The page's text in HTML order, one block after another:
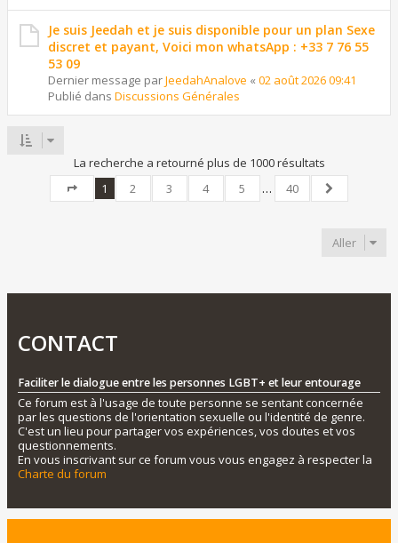
Je suis Jeedah et je suis disponible pour un plan Sexe
discret et payant, Voici mon whatsApp : +33 7 76 55
53 09
Dernier message parJeedahAnalove « 02 août 2026 09:41
Publié dans Discussions Générales
La recherche a retourné plus de 1000 résultats
Page sur40
1 2 3 4 5 …
40
Suivant
Aller
CONTACT
Faciliter le dialogue entre les personnes LGBT+ et leur entourage
Ce forum est à l'usage de toute personne se sentant concernée
par les questions de l'orientation sexuelle ou l'identité de genre.
C'est un lieu pour partager vos expériences, vos doutes et vos
questionnements.
En vous inscrivant sur ce forum vous vous engagez à respecter la
Charte du forum